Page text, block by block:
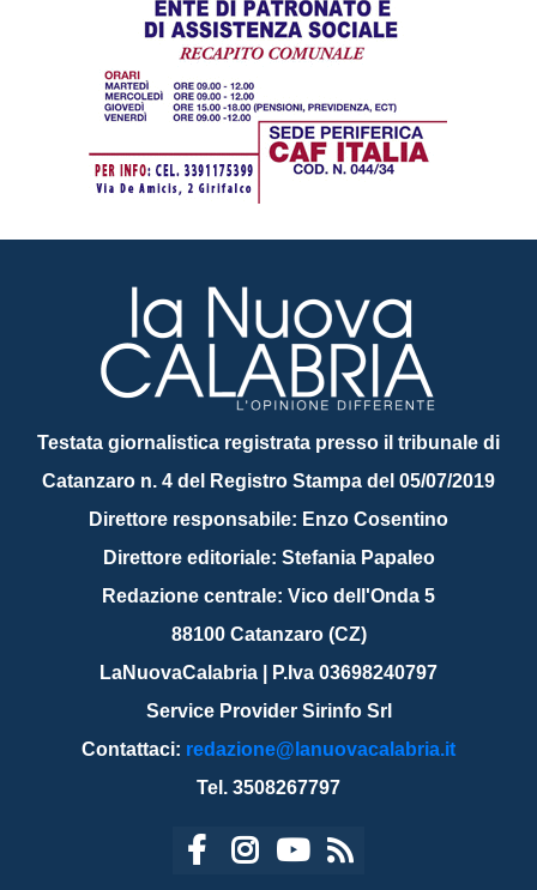
Testata giornalistica registrata presso il tribunale di
Catanzaro n. 4 del Registro Stampa del 05/07/2019
Direttore responsabile: Enzo Cosentino
Direttore editoriale: Stefania Papaleo
Redazione centrale: Vico dell'Onda 5
88100 Catanzaro (CZ)
LaNuovaCalabria | P.Iva 03698240797
Service Provider Sirinfo Srl
Contattaci: redazione@lanuovacalabria.it
Tel. 3508267797